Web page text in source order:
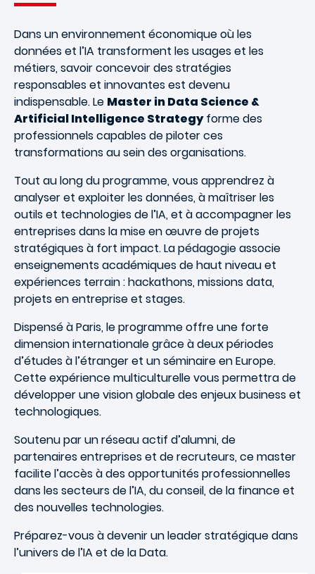
Dans un environnement économique où les
données et l’IA transforment les usages et les
métiers, savoir concevoir des stratégies
responsables et innovantes est devenu
indispensable. Le Master in Data Science &
Artificial Intelligence Strategyforme des
professionnels capables de piloter ces
transformations au sein des organisations.
Tout au long du programme, vous apprendrez à
analyser et exploiter les données, à maîtriser les
outils et technologies de l’IA, et à accompagner les
entreprises dans la mise en œuvre de projets
stratégiques à fort impact. La pédagogie associe
enseignements académiques de haut niveau et
expériences terrain : hackathons, missions data,
projets en entreprise et stages.
Dispensé à Paris, le programme offre une forte
dimension internationale grâce à deux périodes
d’études à l’étranger et un séminaire en Europe.
Cette expérience multiculturelle vous permettra de
développer une vision globale des enjeux business et
technologiques.
Soutenu par un réseau actif d’alumni, de
partenaires entreprises et de recruteurs, ce master
facilite l’accès à des opportunités professionnelles
dans les secteurs de l’IA, du conseil, de la finance et
des nouvelles technologies.
Préparez-vous à devenir un leader stratégique dans
l’univers de l’IA et de la Data.